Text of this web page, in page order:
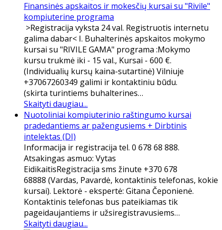
Finansinės apskaitos ir mokesčių kursai su "Rivile"
kompiuterine programa
>Registracija vyksta 24 val. Registruotis internetu
galima dabar< I. Buhalterinės apskaitos mokymo
kursai su "RIVILE GAMA" programa :Mokymo
kursu trukmė iki - 15 val., Kursai - 600 €.
(Individualių kursų kaina-sutartinė) Vilniuje
+37067260349 galimi ir kontaktiniu būdu.​
(skirta turintiems buhalterines…
Skaityti daugiau...
Nuotoliniai kompiuterinio raštingumo kursai
pradedantiems ar pažengusiems + Dirbtinis
intelektas (DI)
Informacija ir registracija tel. 0 678 68 888.
Atsakingas asmuo: Vytas
EidikaitisRegistracija sms žinute +370 678
68888 (Vardas, Pavardė, kontaktinis telefonas, kokie
kursai). Lektorė - ekspertė: Gitana Čeponienė.
Kontaktinis telefonas bus pateikiamas tik
pageidaujantiems ir užsiregistravusiems…
Skaityti daugiau...